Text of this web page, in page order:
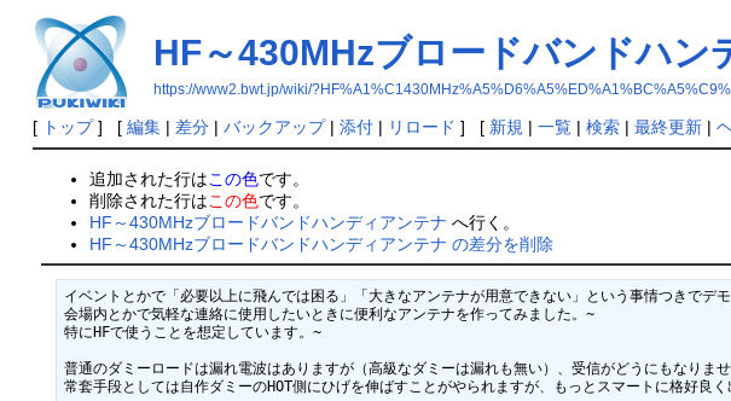
HF～430MHzブロードバンドハン
https://www2.bwt.jp/wiki/
[ トップ] [ 編集| 差分| バックアップ| 添付| リロード ] [ 新規 | 一覧| 検索| 最終更新|
追加された行はこの色です。
削除された行はこの色です。
HF～430MHzブロードバンドハンディアンテナ へ行く。
HF～430MHzブロードバンドハンディアンテナ の差分を削除
イベントとかで「必要以上に飛んでは困る」「大きなアンテナが用意できない」という事情つきでデ
会場内とかで気軽な連絡に使用したいときに便利なアンテナを作ってみました。~
特にHFで使うことを想定しています。~
普通のダミーロードは漏れ電波はありますが（高級なダミーは漏れも無い）、受信がどうにもなりま
常套手段としては自作ダミーのHOT側にひげを伸ばすことがやられますが、もっとスマートに格好良